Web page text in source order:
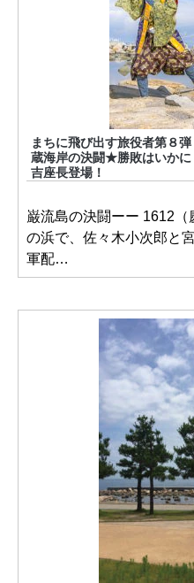
まちに飛び出す旅役者第８
蔵海岸の決闘★勝敗はいか
吉座長登場！
巌流島の決闘ーー 1612
の浜で、佐々木小次郎と
軍配…